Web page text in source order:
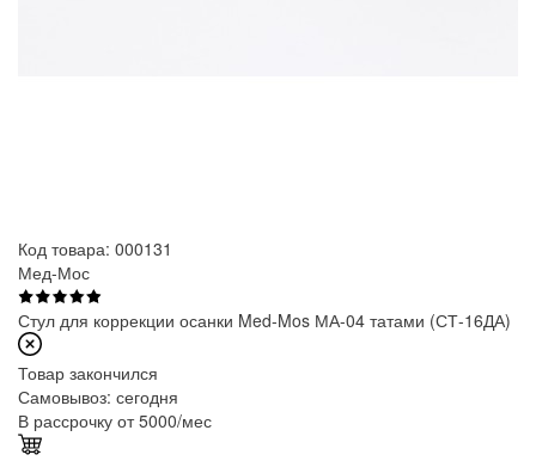
Код товара: 000131
Мед-Мос
Стул для коррекции осанки Med-Mos МА-04 татами (СТ-16ДА)
Товар закончился
Самовывоз:сегодня
В рассрочку от 5000/мес